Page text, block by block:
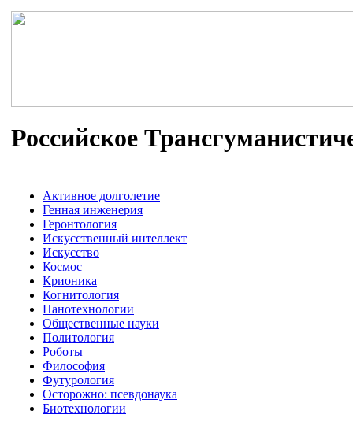
Российское
Активное долголетие
Генная инженерия
Геронтология
Искусственный интеллект
Искусство
Космос
Крионика
Когнитология
Нанотехнологии
Общественные науки
Политология
Роботы
Философия
Футурология
Осторожно: псевдонаука
Биотехнологии